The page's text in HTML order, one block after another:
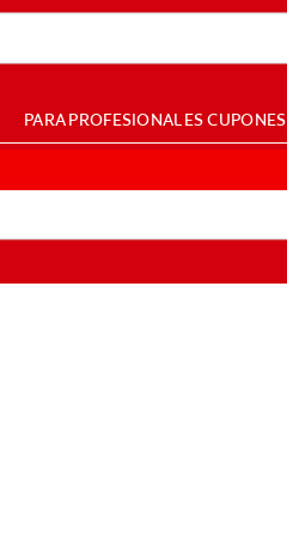
PARA PROFESIONALESCUPONES